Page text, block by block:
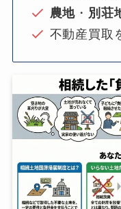
農地 ・ 別荘
不動産買取